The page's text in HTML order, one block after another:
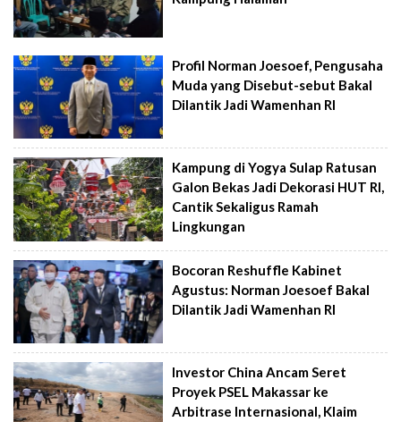
Profil Norman Joesoef, Pengusaha
Muda yang Disebut-sebut Bakal
Dilantik Jadi Wamenhan RI
Kampung di Yogya Sulap Ratusan
Galon Bekas Jadi Dekorasi HUT RI,
Cantik Sekaligus Ramah
Lingkungan
Bocoran Reshuffle Kabinet
Agustus: Norman Joesoef Bakal
Dilantik Jadi Wamenhan RI
Investor China Ancam Seret
Proyek PSEL Makassar ke
Arbitrase Internasional, Klaim